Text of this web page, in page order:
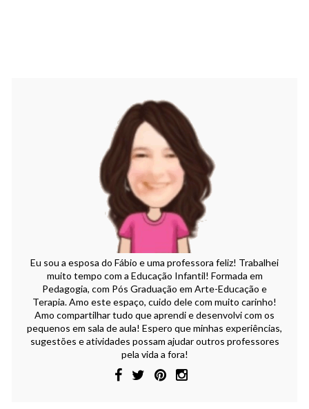
Eu sou a esposa do Fábio e uma professora feliz! Trabalhei
muito tempo com a Educação Infantil! Formada em
Pedagogia, com Pós Graduação em Arte-Educação e
Terapia. Amo este espaço, cuido dele com muito carinho!
Amo compartilhar tudo que aprendi e desenvolvi com os
pequenos em sala de aula! Espero que minhas experiências,
sugestões e atividades possam ajudar outros professores
pela vida a fora!